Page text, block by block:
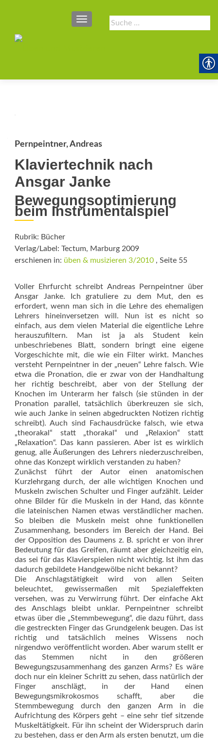
Suche
nach:
SCHALTE NAVIGATION
Pernpeintner, Andreas
Klaviertechnik nach
Ansgar Janke
Bewegungsoptimierung
beim Instrumentalspiel
Rubrik: Bücher
Verlag/Label: Tectum, Marburg 2009
erschienen in: üben & musizieren 3/2010 , Seite 55
Voller Ehrfurcht schreibt Andreas Pernpeintner über
Ansgar Janke. Ich gratuliere zu dem Mut, den es
erfordert, wenn man sich in die Lehre des ehemaligen
Lehrers hineinversetzen will. Nun ist es nicht so
einfach, aus dem vielen Material die eigentliche Lehre
herauszufiltern. Man ist ja als Student kein
unbeschriebenes Blatt, sondern bringt eine eigene
Vorgeschichte mit, die wie ein Filter wirkt. Manches
versteht Pernpeintner in der „neuen“ Leh­re falsch. Wie
etwa die Pronation, die er zwar von der Handhaltung
her richtig beschreibt, aber von der Stellung der
Knochen im Unterarm her falsch (sie stünden in der
Pronation parallel, tatsächlich überkreuzen sie sich,
wie auch Janke in seinen abgedruckten Notizen richtig
schreibt). Auch sind Fachausdrücke falsch, wie etwa
„theorakal“ statt „thorakal“ und „Relaxion“ statt
„Relaxation“. Das kann passieren. Aber ist es wirklich
genug, alle Äußerungen des Lehrers niederzuschreiben,
ohne das Konzept wirklich verstanden zu haben?
Zunächst führt der Autor ei­nen anatomischen
Kurzlehrgang durch, der alle wichtigen Knochen und
Muskeln zwischen Schulter und Finger aufzählt. Leider
ohne Bilder für die Muskeln in der Hand, das könnte
die lateinischen Namen etwas verständlicher machen.
So bleiben die Muskeln meist ohne funktionellen
Zusammenhang, besonders im Bereich der Hand. Bei
der Opposition des Daumens z. B. spricht er von ihrer
Bedeutung für das Greifen, räumt aber gleichzeitig ein,
das sei für das Klavierspielen nicht wichtig. Ist ihm das
dadurch gebildete Hand­gewölbe nicht bekannt?
Die Anschlagstätigkeit wird von allen Seiten
beleuchtet, gewissermaßen mit Spezialeffekten
versehen, was zu Verwirrung führt. Der einfache Akt
des Anschlags bleibt unklar. Pernpeintner schreibt
etwas über die „Stemmbewegung“, die dazu führt, dass
die gestreckten Finger das Grundgelenk beugen. Das ist
richtig und tatsächlich meines Wissens noch
nirgendwo veröffentlicht worden. Aber wa­rum stellt er
das Stemmen nicht in den größeren
Bewegungszusammenhang des ganzen Arms? Es wäre
doch nur ein kleiner Schritt zu sehen, dass natürlich der
Finger anschlägt, in der Hand einen
Bewegungsmikrokosmos schafft, aber die
Stemmbewegung durch den ganzen Arm in die
Aufrichtung des Körpers geht – eine sehr tief sitzende
Muskeltätigkeit. Für ihn scheint der Widerspruch darin
zu bestehen, dass er den Arm als ersten benutzt, um die